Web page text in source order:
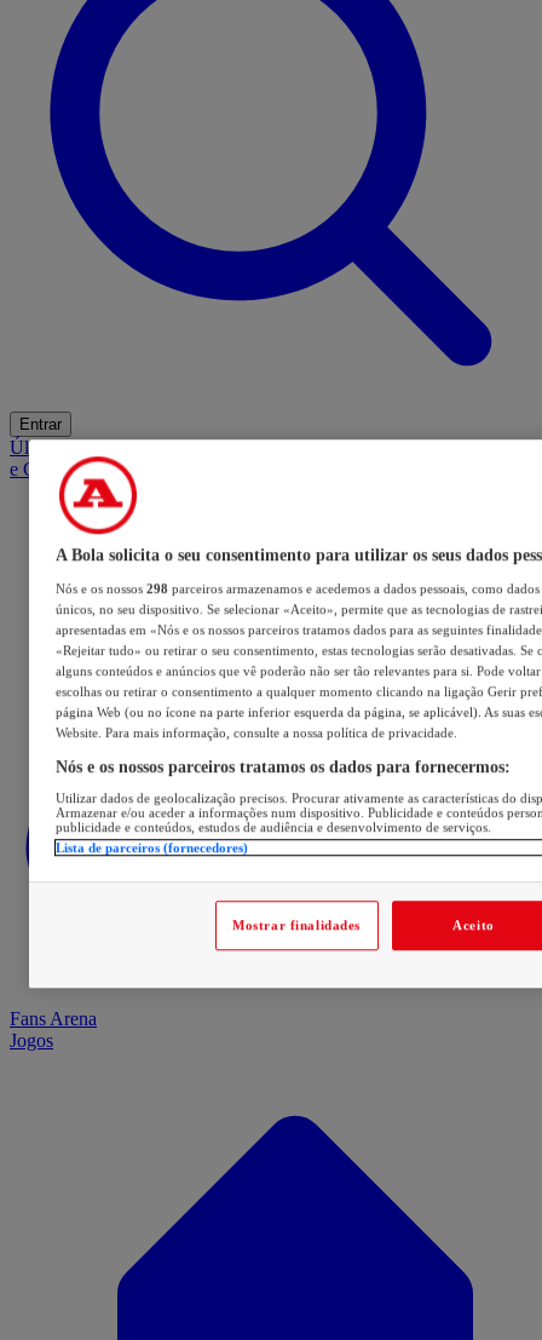
Entrar
ÚltimasMercadoOpiniãoiGaming HubA BOLA SUGEREBarba
e Cabelo
Fans Arena
Jogos
A Bola solicita o seu consentimento para utilizar os seus dados
Nós e os nossos 298 parceiros armazenamos e acedemos a dados pessoais, como
únicos, no seu dispositivo. Se selecionar «Aceito», permite que as tecnologias de
apresentadas em «Nós e os nossos parceiros tratamos dados para as seguintes
«Rejeitar tudo» ou retirar o seu consentimento, estas tecnologias serão desativadas. Se
alguns conteúdos e anúncios que vê poderão não ser tão relevantes para si. Pode voltar
escolhas ou retirar o consentimento a qualquer momento clicando na ligação Gerir
página Web (ou no ícone na parte inferior esquerda da página, se aplicável). As suas
Website. Para mais informação, consulte a nossa política de privacidade.
Nós e os nossos parceiros tratamos os dados para fornecermos:
Utilizar dados de geolocalização precisos. Procurar ativamente as características do
Armazenar e/ou aceder a informações num dispositivo. Publicidade e conteúdos
publicidade e conteúdos, estudos de audiência e desenvolvimento de serviços.
Lista de parceiros (fornecedores)
Mostrar finalidades Aceito